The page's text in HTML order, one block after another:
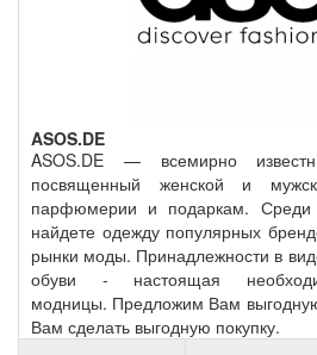
ASOS.DE
ASOS.DE — всемирно
посвященный женской и
парфюмерии и подаркам. Среди
найдете одежду популярных
рынки моды. Принадлежности в
обуви - настоящая
модницы. Предложим Вам
Вам сделать выгодную покупку.